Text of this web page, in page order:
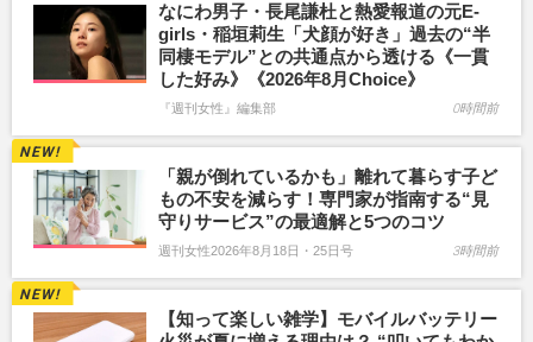
なにわ男子・長尾謙杜と熱愛報道の元E-
girls・稲垣莉生「犬顔が好き」過去の“半
同棲モデル”との共通点から透ける《一貫
した好み》《2026年8月Choice》
『週刊女性』編集部 0時間前
「親が倒れているかも」離れて暮らす子ど
もの不安を減らす！専門家が指南する“見
守りサービス”の最適解と5つのコツ
週刊女性2026年8月18日・25日号 3時間前
【知って楽しい雑学】モバイルバッテリー